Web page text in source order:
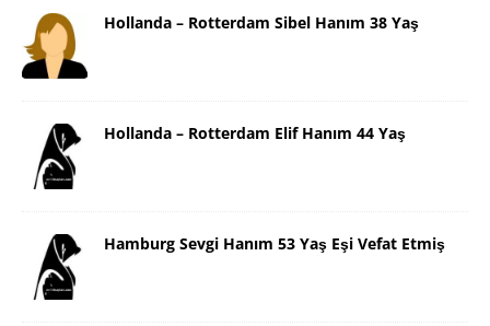
Hollanda – Rotterdam Sibel Hanım 38 Yaş
Hollanda – Rotterdam Elif Hanım 44 Yaş
Hamburg Sevgi Hanım 53 Yaş Eşi Vefat Etmiş